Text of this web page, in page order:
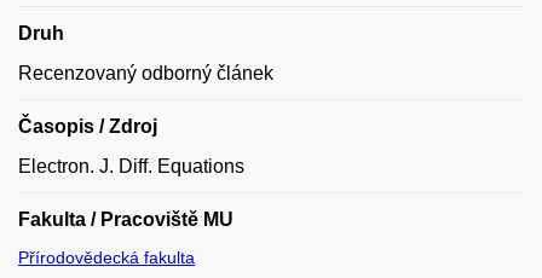
Druh
Recenzovaný odborný článek
Časopis / Zdroj
Electron. J. Diff. Equations
Fakulta / Pracoviště MU
Přírodovědecká fakulta